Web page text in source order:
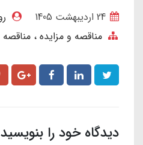
مناقصه و مزایده مناقصه
دیدگاه خود را بنویسید